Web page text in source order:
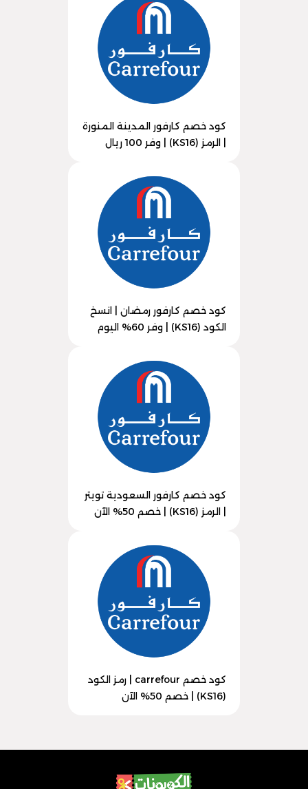
كود خصم كارفور المدينة المنورة
| الرمز (KS16) | وفر 100 ريال
كود خصم كارفور رمضان | انسخ
الكود (KS16) | وفر 60% اليوم
كود خصم كارفور السعودية تويتر
| الرمز (KS16) | خصم 50% الآن
كود خصم carrefour | رمز الكود
(KS16) | خصم 50% الآن